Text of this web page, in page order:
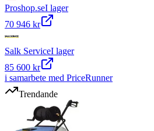
Proshop.seI lager
70 946 kr
Salk ServiceI lager
85 600 kr
i samarbete med PriceRunner
Trendande